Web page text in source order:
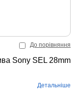
До порівняння
Sony SEL 28mm
Детальніше